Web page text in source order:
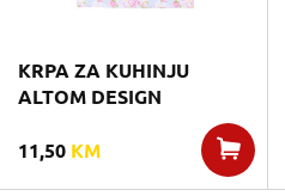
KRPA ZA KUHINJU
ALTOM DESIGN
11,50 KM